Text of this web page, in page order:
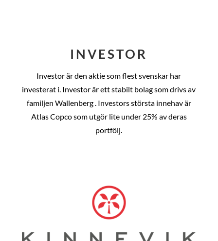
INVESTOR
Investor är den aktie som flest svenskar har
investerat i. Investor är ett stabilt bolag som drivs av
familjen Wallenberg . Investors största innehav är
Atlas Copco som utgör lite under 25% av deras
portfölj.